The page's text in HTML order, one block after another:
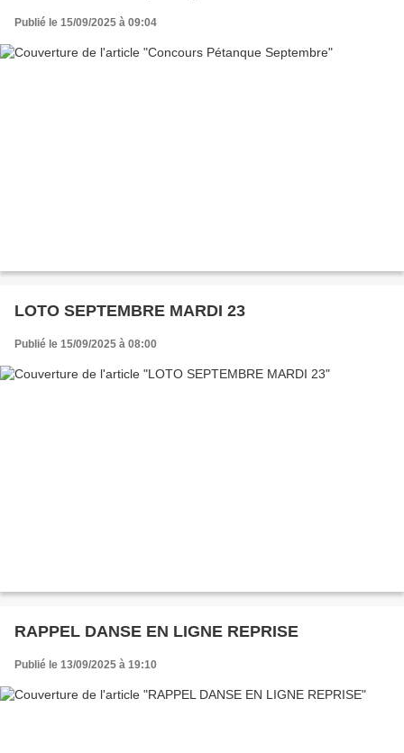
Publié le 15/09/2025 à 09:04
LOTO SEPTEMBRE MARDI 23
Publié le 15/09/2025 à 08:00
RAPPEL DANSE EN LIGNE REPRISE
Publié le 13/09/2025 à 19:10